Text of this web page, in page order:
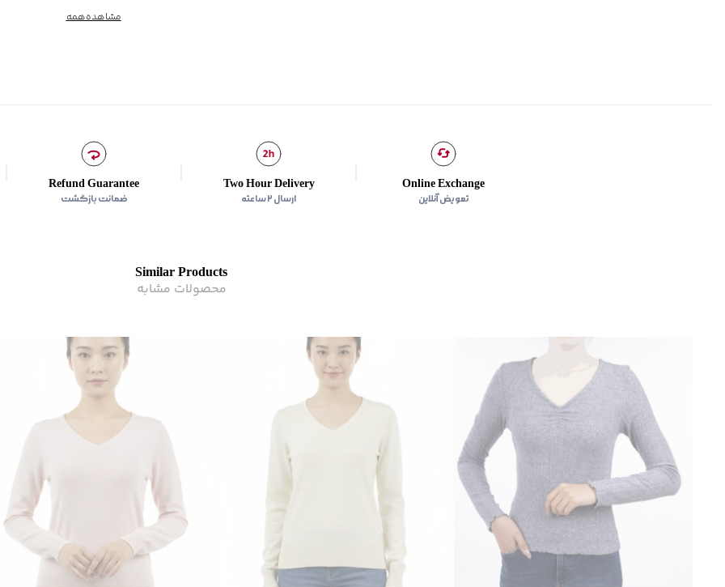
مشاهده‌همه
Online Exchange
تعویض آنلاین
Two Hour Delivery
ارسال ۲ ساعته
Refund Guarantee
ضمانت بازگشت
Similar Products
محصولات مشابه